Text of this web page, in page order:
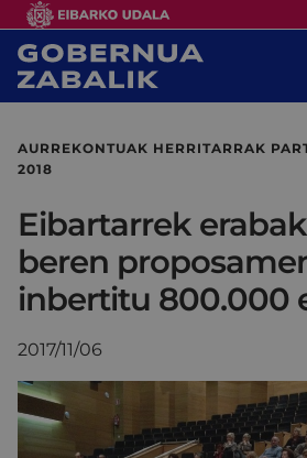
AURREKONTUAK HERRITARRAK
2018
Eibartarrek
beren
inbertitu 800.000
2017/11/06